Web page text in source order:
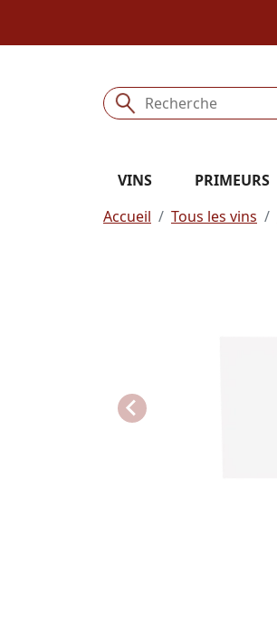
VINS PRIMEURS
Accueil
Tous les vins